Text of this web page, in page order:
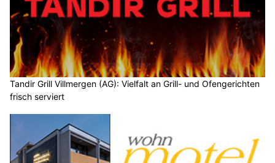
Tandir Grill Villmergen (AG): Vielfalt an Grill- und Ofengerichten
frisch serviert